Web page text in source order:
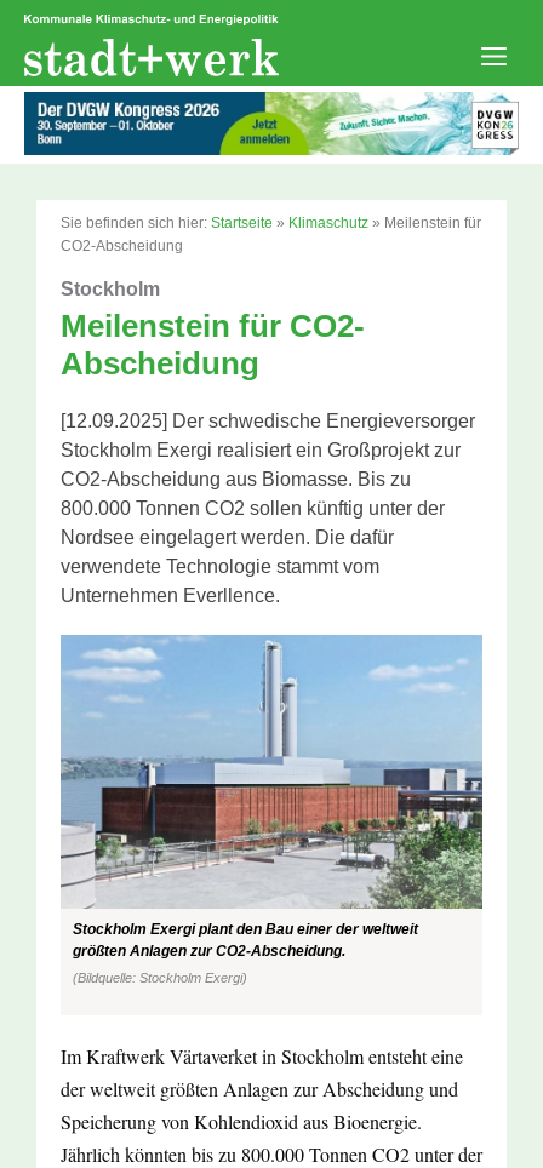
Zum
springen
Sie befinden sich hier: Startseite » Klimaschutz » Meilenstein für
CO2-Abscheidung
Stockholm
Meilenstein für CO2-
Abscheidung
[12.09.2025] Der schwedische Energieversorger
Stockholm Exergi realisiert ein Großprojekt zur
CO2-Abscheidung aus Biomasse. Bis zu
800.000 Tonnen CO2 sollen künftig unter der
Nordsee eingelagert werden. Die dafür
verwendete Technologie stammt vom
Unternehmen Everllence.
Stockholm Exergi plant den Bau einer der weltweit
größten Anlagen zur CO2-Abscheidung.
(Bildquelle: Stockholm Exergi)
Im Kraftwerk Värtaverket in Stockholm entsteht eine
der weltweit größten Anlagen zur Abscheidung und
Speicherung von Kohlendioxid aus Bioenergie.
Jährlich könnten bis zu 800.000 Tonnen CO2 unter der